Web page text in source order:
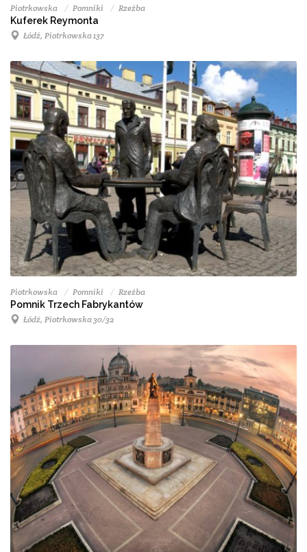
Piotrkowska Pomniki Rzeźba
Kuferek Reymonta
Łódź, Piotrkowska 137
Piotrkowska Pomniki Rzeźba
Pomnik Trzech Fabrykantów
Łódź, Piotrkowska 30/32